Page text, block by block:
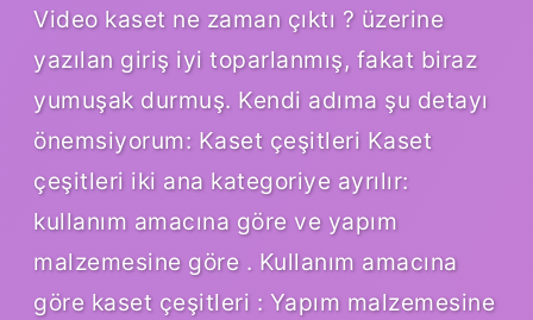
Video kaset ne zaman çıktı ? üzerine
yazılan giriş iyi toparlanmış, fakat biraz
yumuşak durmuş. Kendi adıma şu detayı
önemsiyorum: Kaset çeşitleri Kaset
çeşitleri iki ana kategoriye ayrılır:
kullanım amacına göre ve yapım
malzemesine göre . Kullanım amacına
göre kaset çeşitleri : Yapım malzemesine